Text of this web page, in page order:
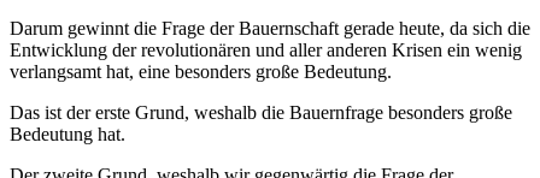
Darum gewinnt die Frage der Bauernschaft gerade heute, da sich die
Entwicklung der revolutionären und aller anderen Krisen ein wenig
verlangsamt hat, eine besonders große Bedeutung.
Das ist der erste Grund, weshalb die Bauernfrage besonders große
Bedeutung hat.